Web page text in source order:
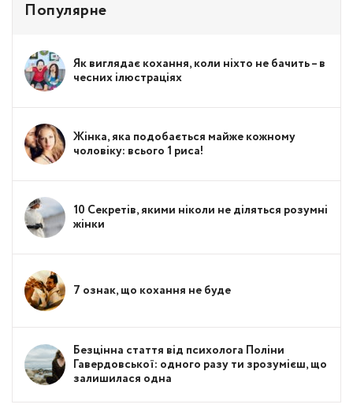
Популярне
Як виглядає кохання, коли ніхто не бачить – в
чесних ілюстраціях
Жінка, яка подобається майже кожному
чоловіку: всього 1 риса!
10 Секретів, якими ніколи не діляться розумні
жінки
7 ознак, що кохання не буде
Безцінна стаття від психолога Поліни
Гавердовської: одного разу ти зрозумієш, що
залишилася одна